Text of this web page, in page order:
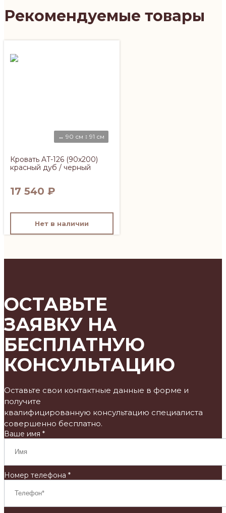
Рекомендуемые товары
↔ 90 см ↕ 91 см
Кровать AT-126 (90х200)
красный дуб / черный
17 540 ₽
Нет в наличии
ОСТАВЬТЕ
ЗАЯВКУ НА
БЕСПЛАТНУЮ
КОНСУЛЬТАЦИЮ
Оставьте свои контактные данные в форме и
получите
квалифицированную консультацию специалиста
совершенно бесплатно.
Ваше имя *
Номер телефона *